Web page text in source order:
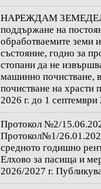
НАРЕЖДАМ
поддържане на
обработваемите земи
състояние, годно за
стопани да не
машинно почистване,
почистване на храсти
2026 г. до 1
Протокол №2/
Протокол№1/
средното годишно
Елхово за пасища и
2026/2027 г.